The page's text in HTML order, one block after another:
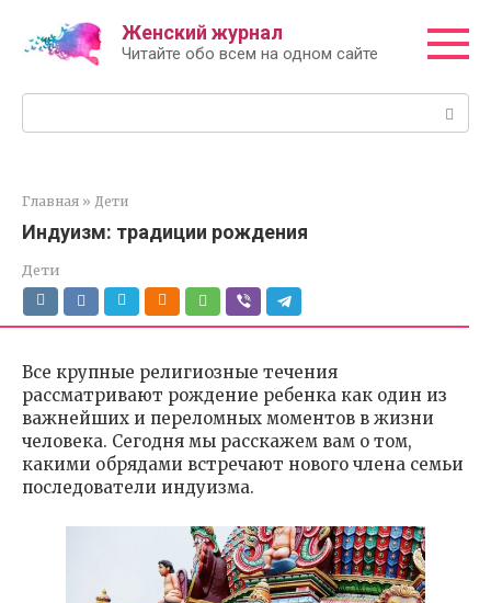
контенту
Женский журнал
Читайте обо всем на одном сайте
Главная » Дети
Индуизм: традиции рождения
Дети
Все крупные религиозные течения
рассматривают рождение ребенка как один из
важнейших и переломных моментов в жизни
человека. Сегодня мы расскажем вам о том,
какими обрядами встречают нового члена семьи
последователи индуизма.